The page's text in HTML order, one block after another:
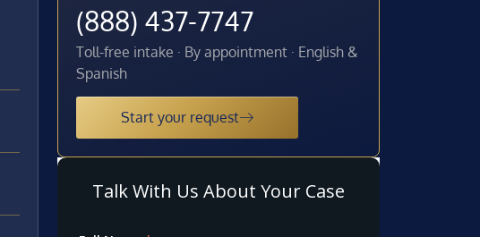
(888) 437-7747
Toll-free intake · By appointment · English &
Spanish
Start your request